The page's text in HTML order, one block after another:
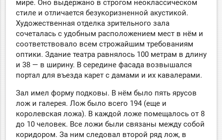
мире. Оно выдержано в строгом неоклассическом
стиле и отличается безукоризненной акустикой.
Художественная отделка зрительного зала
сочеталась с удобным расположением мест в нём и
соответствовало всем строжайшим требованиям
оптики. Здание театра равнялось 100 метрам в длину
и 38 — в ширину. В середине фасада возвышался
портал для въезда карет с дамами и их кавалерами.
Зал имел форму подковы. В нём было пять ярусов
лож и галерея. Лож было всего 194 (еще и
королевская ложа). В каждой ложе помещалось от 8
до 10 человек. Все ложи были связаны между собой
коридором. За ним следовал второй ряд лож, в